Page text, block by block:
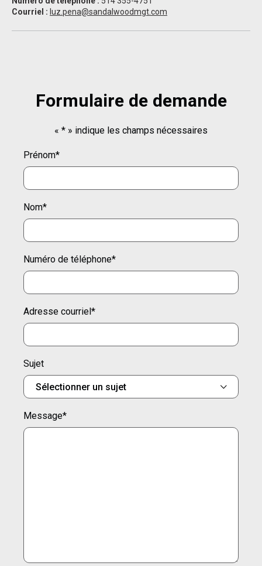
Courriel : luz.pena@sandalwoodmgt.com
Formulaire de demande
« * » indique les champs nécessaires
Prénom*
Nom*
Numéro de téléphone*
Adresse courriel*
Sujet
Message*